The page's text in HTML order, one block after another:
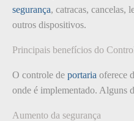
segurança, catracas, cancelas,
outros dispositivos.
Principais benefícios do
O controle de portaria oferece
onde é implementado. Alguns
Aumento da segurança